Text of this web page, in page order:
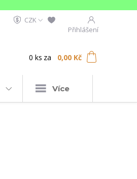
CZK
Přihlášení
0 ks za 0,00 Kč
Více